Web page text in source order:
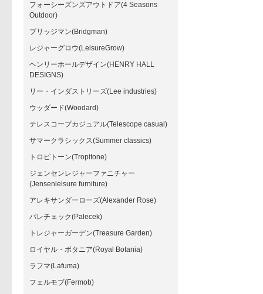
フォーシーズンズアウトドア(4 Seasons
Outdoor)
ブリッジマン(Bridgman)
レジャーグロウ(LeisureGrow)
ヘンリーホールデザイン(HENRY HALL
DESIGNS)
リー・インダストリーズ(Lee industries)
ウッダード(Woodard)
テレスコープカジュアル(Telescope casual)
サマークラシックス(Summer classics)
トロピトーン(Tropitone)
ジェンセンレジャーファニチャー
(Jensenleisure furniture)
アレキサンダーローズ(Alexander Rose)
パレチェック(Palecek)
トレジャーガーデン(Treasure Garden)
ロイヤル・ボタニア(Royal Botania)
ラフマ(Lafuma)
フェルモブ(Fermob)